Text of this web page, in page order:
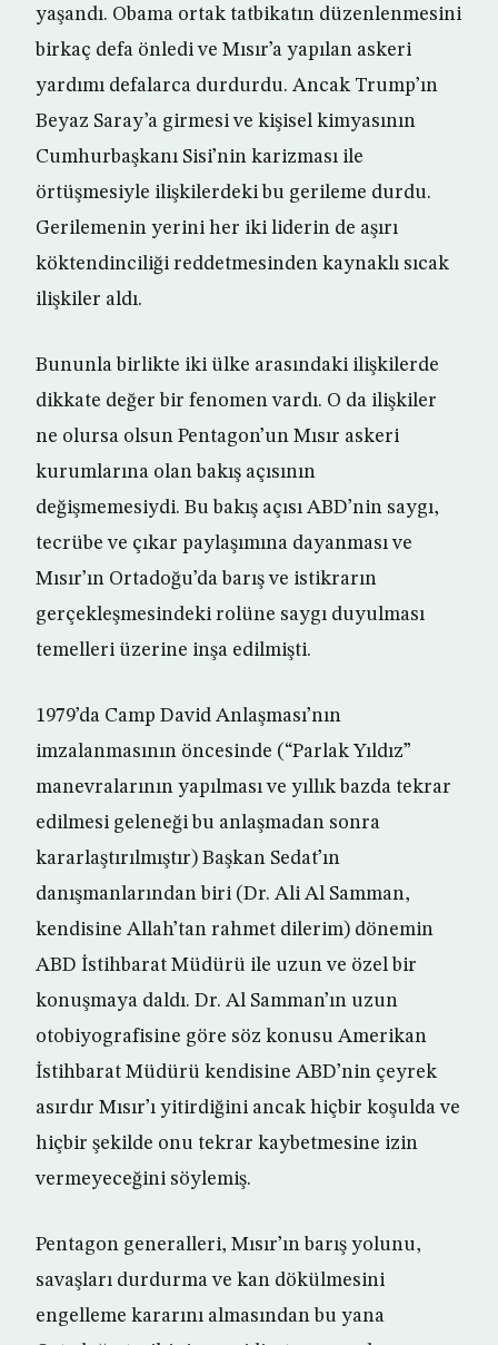
yaşandı. Obama ortak tatbikatın düzenlenmesini
birkaç defa önledi ve Mısır’a yapılan askeri
yardımı defalarca durdurdu. Ancak Trump’ın
Beyaz Saray’a girmesi ve kişisel kimyasının
Cumhurbaşkanı Sisi’nin karizması ile
örtüşmesiyle ilişkilerdeki bu gerileme durdu.
Gerilemenin yerini her iki liderin de aşırı
köktendinciliği reddetmesinden kaynaklı sıcak
ilişkiler aldı.
Bununla birlikte iki ülke arasındaki ilişkilerde
dikkate değer bir fenomen vardı. O da ilişkiler
ne olursa olsun Pentagon’un Mısır askeri
kurumlarına olan bakış açısının
değişmemesiydi. Bu bakış açısı ABD’nin saygı,
tecrübe ve çıkar paylaşımına dayanması ve
Mısır’ın Ortadoğu’da barış ve istikrarın
gerçekleşmesindeki rolüne saygı duyulması
temelleri üzerine inşa edilmişti.
1979’da Camp David Anlaşması’nın
imzalanmasının öncesinde (“Parlak Yıldız”
manevralarının yapılması ve yıllık bazda tekrar
edilmesi geleneği bu anlaşmadan sonra
kararlaştırılmıştır) Başkan Sedat’ın
danışmanlarından biri (Dr. Ali Al Samman,
kendisine Allah’tan rahmet dilerim) dönemin
ABD İstihbarat Müdürü ile uzun ve özel bir
konuşmaya daldı. Dr. Al Samman’ın uzun
otobiyografisine göre söz konusu Amerikan
İstihbarat Müdürü kendisine ABD’nin çeyrek
asırdır Mısır’ı yitirdiğini ancak hiçbir koşulda ve
hiçbir şekilde onu tekrar kaybetmesine izin
vermeyeceğini söylemiş.
Pentagon generalleri, Mısır’ın barış yolunu,
savaşları durdurma ve kan dökülmesini
engelleme kararını almasından bu yana